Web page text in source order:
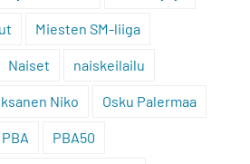
Miesten SM-liiga
Naiset naiskeilailu
Niko Osku Palermaa
PBA PBA50